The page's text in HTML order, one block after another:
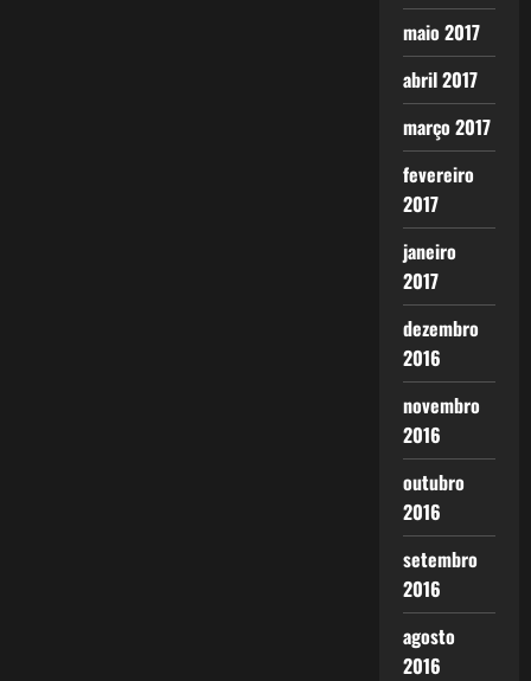
maio 2017
abril 2017
março 2017
fevereiro
2017
janeiro
2017
dezembro
2016
novembro
2016
outubro
2016
setembro
2016
agosto
2016